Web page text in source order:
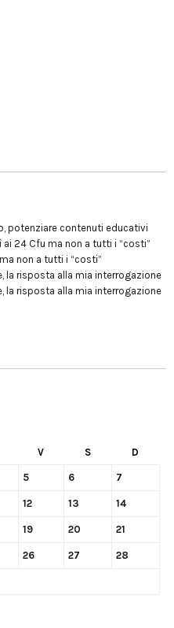
potenziare contenuti educativi
ai 24 Cfu ma non a tutti i “costi”
non a tutti i “costi”
la risposta alla mia interrogazione
la risposta alla mia interrogazione
V S D
5 6 7
12 13 14
19 20 21
26 27 28